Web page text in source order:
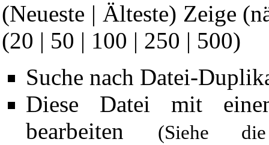
(Neueste | Älteste) Zeige
(20 | 50 | 100 | 250 | 500)
Suche nach Datei-
Diese Datei mit
bearbeiten
(Siehe